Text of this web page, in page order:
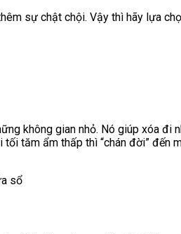
sự chật chội. Vậy thì hãy lựa
không gian nhỏ. Nó giúp xóa
tăm ẩm thấp thì “chán đời” đến
sổ